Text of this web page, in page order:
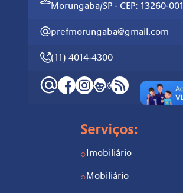
Morungaba/SP - CEP: 13260-001
prefmorungaba@gmail.com
(11) 4014-4300
Serviços:
○Imobiliário
○Mobiliário